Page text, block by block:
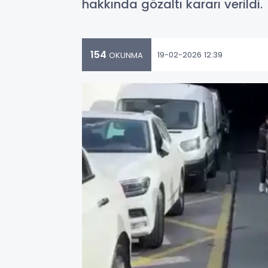
hakkında gözaltı kararı verildi.
154 OKUNMA 19-02-2026 12:39